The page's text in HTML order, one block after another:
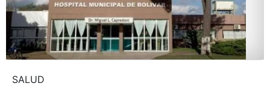
SALUD